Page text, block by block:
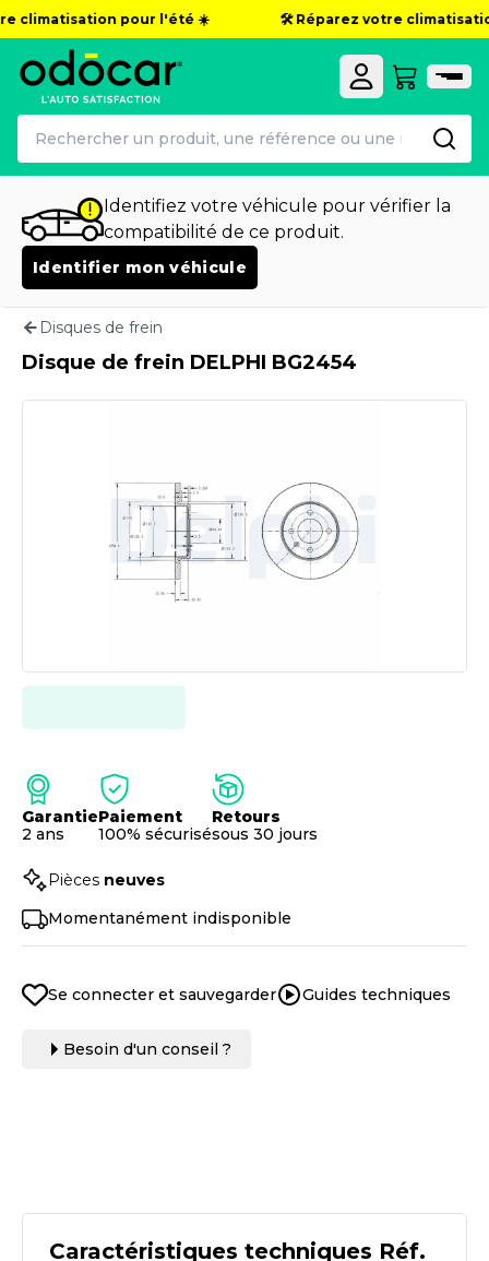
climatisation pour l'été ☀️ 🛠️ Réparez votre
Identifiez votre véhicule pour vérifier la
compatibilité de ce produit.
Identifier mon véhicule
Disques de frein
Caractéristiques techniques Réf.
Disque de frein DELPHI BG2454
Garantie
2 ans
Paiement
100% sécurisé
Retours
sous 30 jours
Pièces neuves
Momentanément indisponible
Se connecter et sauvegarder Guides techniques
Besoin d'un conseil ?